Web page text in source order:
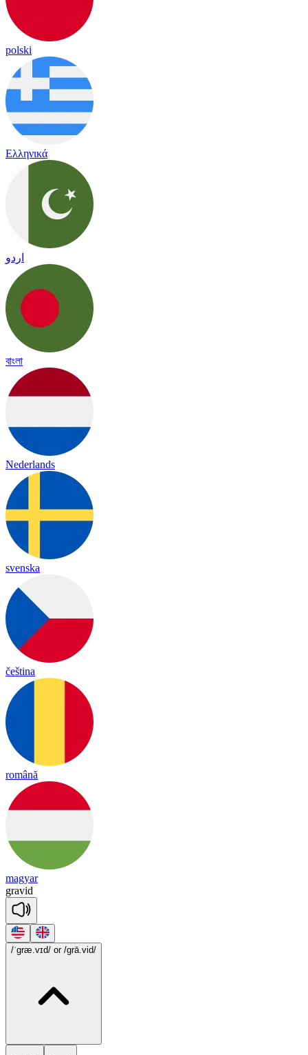
polski
Ελληνικά
اردو
বাংলা
Nederlands
svenska
čeština
română
magyar
gravid
/ˈgræ.vɪd/ or /grā.vid/